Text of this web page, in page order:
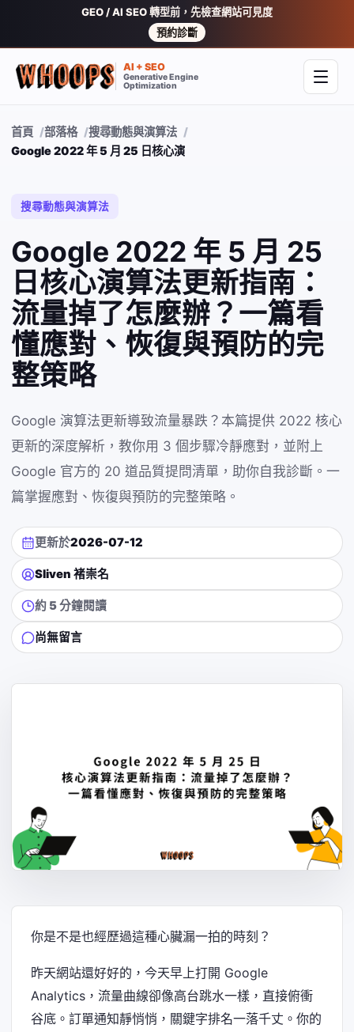
GEO / AI SEO 轉型前，先檢查網站可見度
預約診斷
AI + SEO
Generative Engine
Optimization
開啟
首頁 部落格
搜尋動態與演算法
Google 2022 年 5 月 25 日核心演算法更新指南：流量掉了怎麼辦？
搜尋動態與演算法
Google 2022 年 5 月 25
日核心演算法更新指南：
流量掉了怎麼辦？一篇看
懂應對、恢復與預防的完
整策略
Google 演算法更新導致流量暴跌？本篇提供 2022 核心
更新的深度解析，教你用 3 個步驟冷靜應對，並附上
Google 官方的 20 道品質提問清單，助你自我診斷。一
篇掌握應對、恢復與預防的完整策略。
更新於2026-07-12
Sliven 褚崇名
約 5 分鐘閱讀
尚無留言
你是不是也經歷過這種心臟漏一拍的時刻？
昨天網站還好好的，今天早上打開 Google
Analytics，流量曲線卻像高台跳水一樣，直接俯衝
谷底。訂單通知靜悄悄，關鍵字排名一落千丈。你的